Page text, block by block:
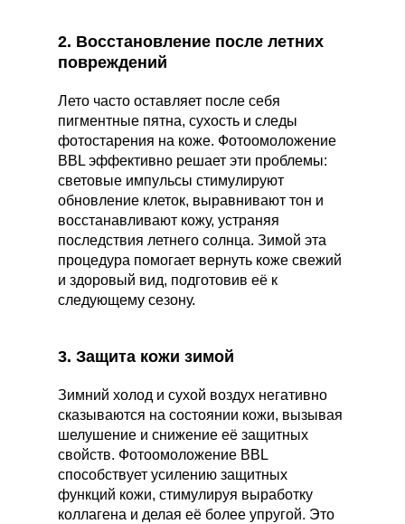
2. Восстановление после летних
повреждений
Лето часто оставляет после себя
пигментные пятна, сухость и следы
фотостарения на коже. Фотоомоложение
BBL эффективно решает эти проблемы:
световые импульсы стимулируют
обновление клеток, выравнивают тон и
восстанавливают кожу, устраняя
последствия летнего солнца. Зимой эта
процедура помогает вернуть коже свежий
и здоровый вид, подготовив её к
следующему сезону.
3. Защита кожи зимой
Зимний холод и сухой воздух негативно
сказываются на состоянии кожи, вызывая
шелушение и снижение её защитных
свойств. Фотоомоложение BBL
способствует усилению защитных
функций кожи, стимулируя выработку
коллагена и делая её более упругой. Это